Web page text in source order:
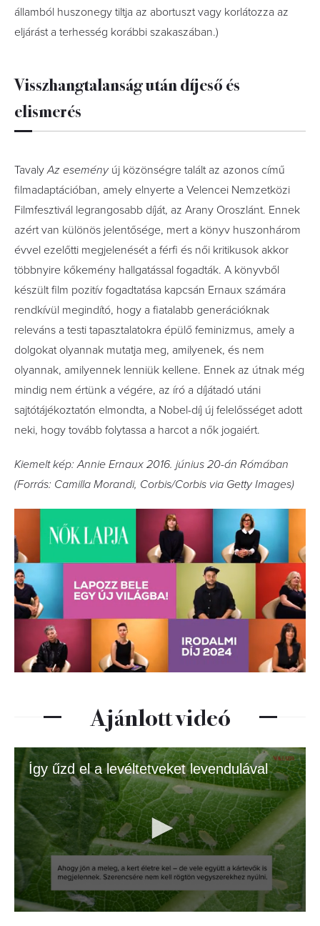
államból huszonegy tiltja az abortuszt vagy korlátozza az
eljárást a terhesség korábbi szakaszában.)
Visszhangtalanság után díjeső és
elismerés
TavalyAz eseményúj közönségre talált az azonos című
filmadaptációban, amely elnyerte a Velencei Nemzetközi
Filmfesztivál legrangosabb díját, az Arany Oroszlánt. Ennek
azért van különös jelentősége, mert a könyv huszonhárom
évvel ezelőtti megjelenését a férfi és női kritikusok akkor
többnyire kőkemény hallgatással fogadták. A könyvből
készült film pozitív fogadtatása kapcsán Ernaux számára
rendkívül megindító, hogy a fiatalabb generációknak
releváns a testi tapasztalatokra épülő feminizmus, amely a
dolgokat olyannak mutatja meg, amilyenek, és nem
olyannak, amilyennek lenniük kellene. Ennek az útnak még
mindig nem értünk a végére, az író a díjátadó utáni
sajtótájékoztatón elmondta, a Nobel-díj új felelősséget adott
neki, hogy tovább folytassa a harcot a nők jogaiért.
Kiemelt kép: Annie Ernaux 2016. június 20-án Rómában
(Forrás: Camilla Morandi, Corbis/Corbis via Getty Images)
Ajánlott videó
Így űzd el a levéltetveket levendulával